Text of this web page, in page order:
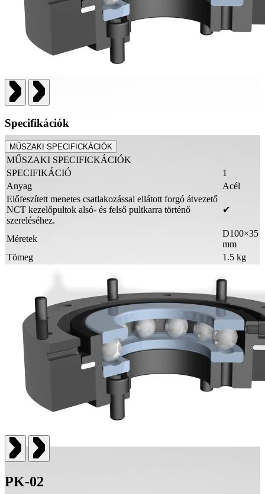
Specifikációk
MŰSZAKI SPECIFICKÁCIÓK
MŰSZAKI SPECIFICKÁCIÓK
SPECIFIKÁCIÓ
1
Anyag
Acél
Előfeszített menetes csatlakozással ellátott forgó átvezető
NCT kezelőpultok alsó- és felső pultkarra történő
szereléséhez.
✔
Méretek
D100×35
mm
Tömeg
1.5 kg
PK-02